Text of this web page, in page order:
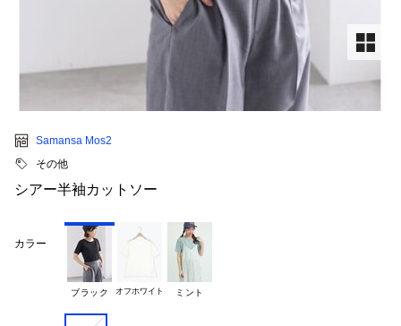
Samansa Mos2
その他
シアー半袖カットソー
カラー
ブラック オフホワイト ミント